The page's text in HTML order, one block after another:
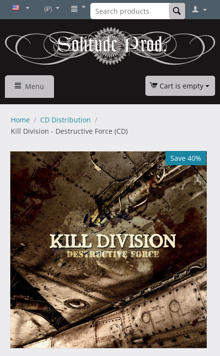
(₽)
Menu Cart is empty
Home / CD Distribution /
Kill Division - Destructive Force (CD)
Save 40%